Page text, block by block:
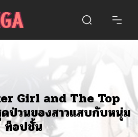
Girl and The Top
ป่วนของสาวแสบกับหนุ่ม
ท็อปชั้น